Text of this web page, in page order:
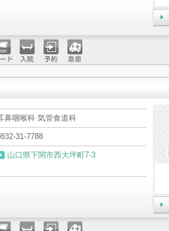
ジ
カ
入院 予約 急患
鼻咽喉科 気管食道科
31-7788
山口県下関市西大坪町7-3
詳細